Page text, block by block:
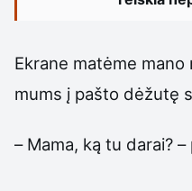
Ekrane matėme
mums į pašto dėžutę
– Mama, ką tu darai?